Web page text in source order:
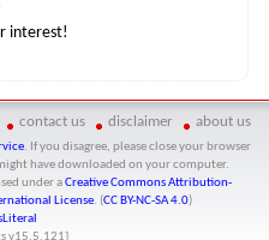
interest!
contact us disclaimer about us
. If you disagree, please close your browser
have downloaded on your computer.
under aCreative Commons Attribution-
License. (CC BY-NC-SA 4.0)